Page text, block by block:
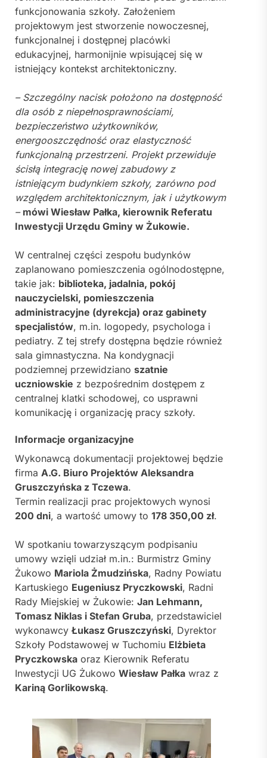
funkcjonowania szkoły. Założeniem
projektowym jest stworzenie nowoczesnej,
funkcjonalnej i dostępnej placówki
edukacyjnej, harmonijnie wpisującej się w
istniejący kontekst architektoniczny.
– Szczególny nacisk położono na dostępność
dla osób z niepełnosprawnościami,
bezpieczeństwo użytkowników,
energooszczędność oraz elastyczność
funkcjonalną przestrzeni. Projekt przewiduje
ścisłą integrację nowej zabudowy z
istniejącym budynkiem szkoły, zarówno pod
względem architektonicznym, jak i użytkowym
– mówi Wiesław Pałka, kierownik Referatu
Inwestycji Urzędu Gminy w Żukowie.
W centralnej części zespołu budynków
zaplanowano pomieszczenia ogólnodostępne,
takie jak: biblioteka, jadalnia, pokój
nauczycielski, pomieszczenia
administracyjne (dyrekcja) oraz gabinety
specjalistów, m.in. logopedy, psychologa i
pediatry. Z tej strefy dostępna będzie również
sala gimnastyczna. Na kondygnacji
podziemnej przewidziano szatnie
uczniowskie z bezpośrednim dostępem z
centralnej klatki schodowej, co usprawni
komunikację i organizację pracy szkoły.
Informacje organizacyjne
Wykonawcą dokumentacji projektowej będzie
firma A.G. Biuro Projektów Aleksandra
Gruszczyńska z Tczewa.
Termin realizacji prac projektowych wynosi
200 dni, a wartość umowy to 178 350,00 zł.
W spotkaniu towarzyszącym podpisaniu
umowy wzięli udział m.in.: Burmistrz Gminy
Żukowo Mariola Żmudzińska, Radny Powiatu
Kartuskiego Eugeniusz Pryczkowski, Radni
Rady Miejskiej w Żukowie: Jan Lehmann,
Tomasz Niklas i Stefan Gruba, przedstawiciel
wykonawcy Łukasz Gruszczyński, Dyrektor
Szkoły Podstawowej w Tuchomiu Elżbieta
Pryczkowska oraz Kierownik Referatu
Inwestycji UG Żukowo Wiesław Pałka wraz z
Kariną Gorlikowską.